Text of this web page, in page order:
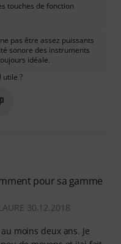
touches de fonction
pas être assez puissants
sonore des instruments
idéale.
utile ?
ce résumé comme utile
ce résumé comme
pour sa gamme
30.12.2018
moins deux ans. Je